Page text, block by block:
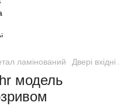
ламінований Двері вхідні
модель